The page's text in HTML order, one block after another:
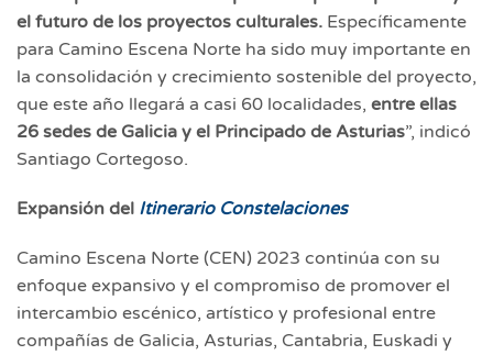
el futuro de los proyectos culturales. Específicamente
para Camino Escena Norte ha sido muy importante en
la consolidación y crecimiento sostenible del proyecto,
que este año llegará a casi 60 localidades, entre ellas
26 sedes de Galicia y el Principado de Asturias”, indicó
Santiago Cortegoso.
Expansión del Itinerario Constelaciones
Camino Escena Norte (CEN) 2023 continúa con su
enfoque expansivo y el compromiso de promover el
intercambio escénico, artístico y profesional entre
compañías de Galicia, Asturias, Cantabria, Euskadi y